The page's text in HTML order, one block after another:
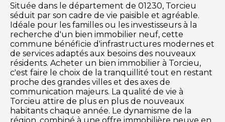
Située dans le département de 01230, Torcieu
séduit par son cadre de vie paisible et agréable.
Idéale pour les familles ou les investisseurs à la
recherche d'un bien immobilier neuf, cette
commune bénéficie d'infrastructures modernes et
de services adaptés aux besoins des nouveaux
résidents. Acheter un bien immobilier à Torcieu,
c'est faire le choix de la tranquillité tout en restant
proche des grandes villes et des axes de
communication majeurs. La qualité de vie à
Torcieu attire de plus en plus de nouveaux
habitants chaque année. Le dynamisme de la